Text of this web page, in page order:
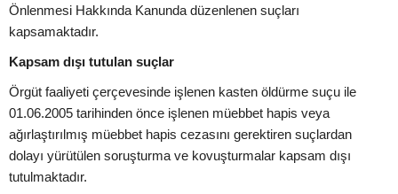
Önlenmesi Hakkında Kanunda düzenlenen suçları
kapsamaktadır.
Kapsam dışı tutulan suçlar
Örgüt faaliyeti çerçevesinde işlenen kasten öldürme suçu ile
01.06.2005 tarihinden önce işlenen müebbet hapis veya
ağırlaştırılmış müebbet hapis cezasını gerektiren suçlardan
dolayı yürütülen soruşturma ve kovuşturmalar kapsam dışı
tutulmaktadır.